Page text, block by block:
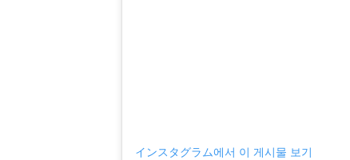
インスタグラム에서 이 게시물 보기